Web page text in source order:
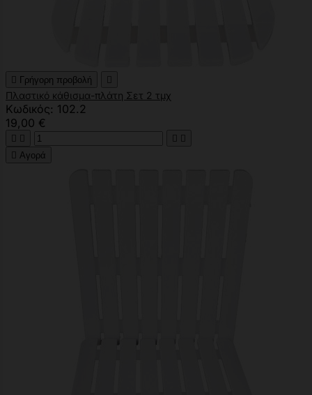
 Γρήγορη προβολή 
Πλαστικό κάθισμα-πλάτη Σετ 2 τμχ
Κωδικός: 102.2
19,00 €
   
 Αγορά